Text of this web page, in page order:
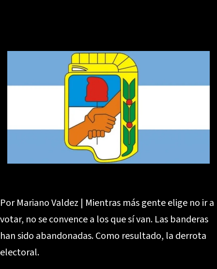
Por Mariano Valdez | Mientras más gente elige no ir a
votar, no se convence a los que sí van. Las banderas
han sido abandonadas. Como resultado, la derrota
electoral.